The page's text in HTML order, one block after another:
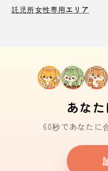
託児所女性専用エリア
あな
60秒であなたに